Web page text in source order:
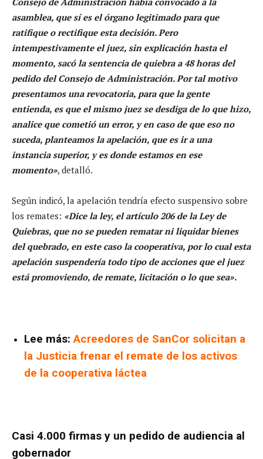
asamblea, que sí es el órgano legitimado para que
ratifique o rectifique esta decisión. Pero
intempestivamente el juez, sin explicación hasta el
momento, sacó la sentencia de quiebra a 48 horas del
pedido del Consejo de Administración. Por tal motivo
presentamos una revocatoria, para que la gente
entienda, es que el mismo juez se desdiga de lo que hizo,
analice que cometió un error, y en caso de que eso no
suceda, planteamos la apelación, que es ir a una
instancia superior, y es donde estamos en ese
momento», detalló.
Según indicó, la apelación tendría efecto suspensivo sobre
los remates: «Dice la ley, el artículo 206 de la Ley de
Quiebras, que no se pueden rematar ni liquidar bienes
del quebrado, en este caso la cooperativa, por lo cual esta
apelación suspendería todo tipo de acciones que el juez
está promoviendo, de remate, licitación o lo que sea».
Lee más:Acreedores de SanCor solicitan a
la Justicia frenar el remate de los activos
de la cooperativa láctea
Casi 4.000 firmas y un pedido de audiencia al
gobernador